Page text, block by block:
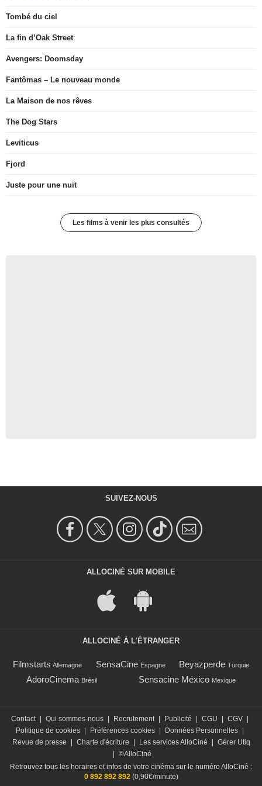
Tombé du ciel
La fin d’Oak Street
Avengers: Doomsday
Fantômas – Le nouveau monde
La Maison de nos rêves
The Dog Stars
Leviticus
Fjord
Juste pour une nuit
Les films à venir les plus consultés
SUIVEZ-NOUS
ALLOCINÉ SUR MOBILE
ALLOCINÉ À L'ÉTRANGER
Filmstarts Allemagne SensaCine Espagne Beyazperde Turquie
AdoroCinema Brésil Sensacine México Mexique
Contact Qui sommes-nous Recrutement Publicité CGU CGV
Politique de cookies
Préférences cookies Données Personnelles
Revue de presse
Charte d'écriture Les services AlloCiné
Gérer Utiq
©AlloCiné
Retrouvez tous les horaires et infos de votre cinéma sur le numéro AlloCiné :
0 892 892 892(0,90€/minute)